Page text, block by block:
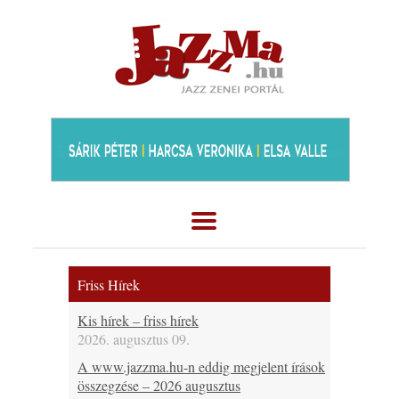
Friss Hírek
Kis hírek – friss hírek
2026. augusztus 09.
A www.jazzma.hu-n eddig megjelent írások
összegzése – 2026 augusztus